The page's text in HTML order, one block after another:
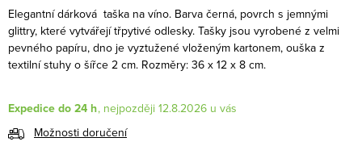
Elegantní dárková taška na víno. Barva černá, povrch s jemnými
glittry, které vytvářejí třpytivé odlesky. Tašky jsou vyrobené z velmi
pevného papíru, dno je vyztužené vloženým kartonem, ouška z
textilní stuhy o šířce 2 cm. Rozměry: 36 x 12 x 8 cm.
Expedice do 24 h
12.8.2026
Možnosti doručení